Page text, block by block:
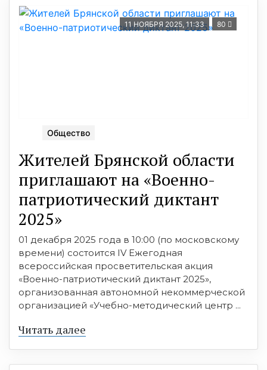
11 НОЯБРЯ 2025, 11:33 80
Общество
Жителей Брянской области
приглашают на «Военно-
патриотический диктант
2025»
01 декабря 2025 года в 10:00 (по московскому
времени) состоится IV Ежегодная
всероссийская просветительская акция
«Военно-патриотический диктант 2025»,
организованная автономной некоммерческой
организацией «Учебно-методический центр ...
Читать далее